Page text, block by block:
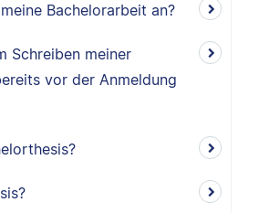
Bachelorarbeit an?
Schreiben meiner
vor der Anmeldung